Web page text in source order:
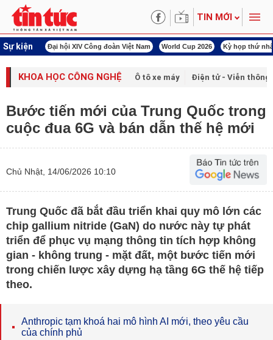
TIN MỚI
Sự kiện
ngày đêm Đại hội XIV Công đoàn Việt Nam World Cup 2026 Kỳ họp thứ
KHOA HỌC CÔNG NGHỆ Ô tô xe máy Điện tử - Viễn thông
Bước tiến mới của Trung Quốc trong
cuộc đua 6G và bán dẫn thế hệ mới
Chủ Nhật, 14/06/2026 10:10
Trung Quốc đã bắt đầu triển khai quy mô lớn các
chip gallium nitride (GaN) do nước này tự phát
triển để phục vụ mạng thông tin tích hợp không
gian - không trung - mặt đất, một bước tiến mới
trong chiến lược xây dựng hạ tầng 6G thế hệ tiếp
theo.
Anthropic tạm khoá hai mô hình AI mới, theo yêu cầu
của chính phủ